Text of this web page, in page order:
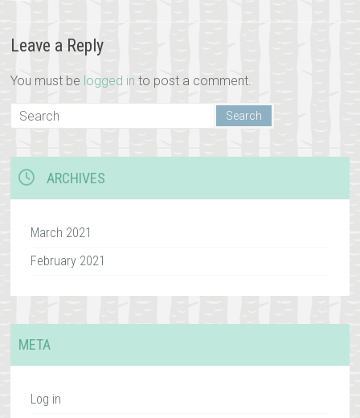
Leave a Reply
You must be logged in to post a comment.
ARCHIVES
March 2021
February 2021
META
Log in